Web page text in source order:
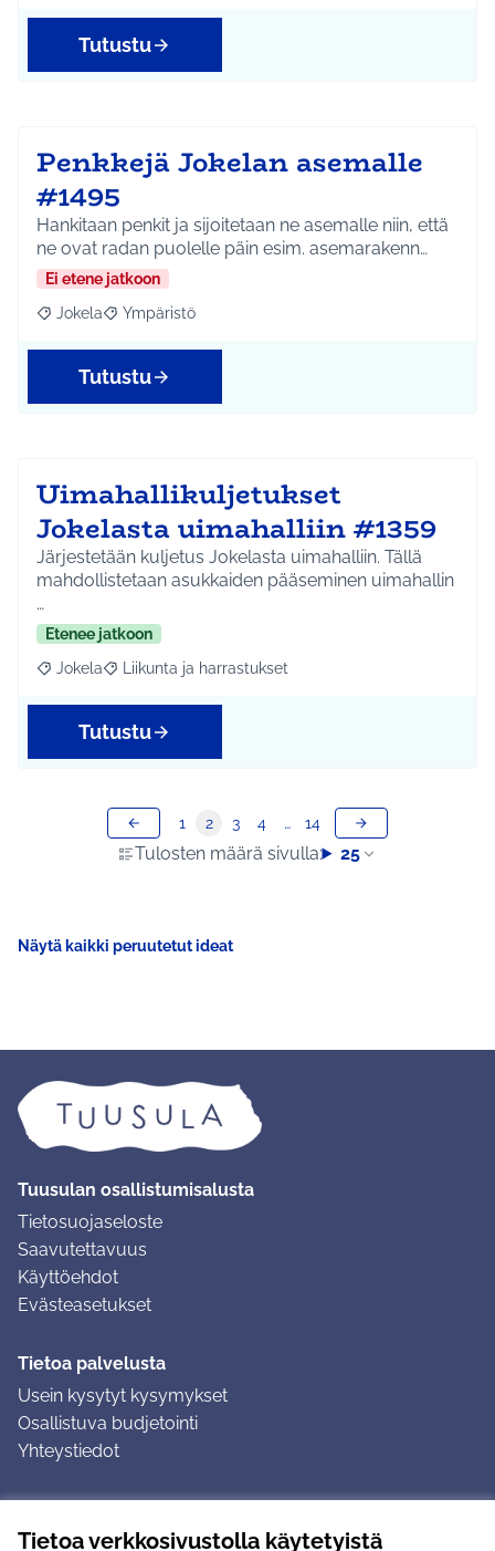
Tietoa verkkosivustolla käytetyistä
Tutustu
Penkkejä Jokelan asemalle
#1495
Hankitaan penkit ja sijoitetaan ne asemalle niin, että
ne ovat radan puolelle päin esim. asemarakenn…
Ei etene jatkoon
Rajaa tulokset aihepiirin mukaan: Jokela
Jokela Rajaa tulokset teeman mukaan: Ympäristö
Ympäristö
Tutustu
Uimahallikuljetukset
Jokelasta uimahalliin #1359
Järjestetään kuljetus Jokelasta uimahalliin. Tällä
mahdollistetaan asukkaiden pääseminen uimahallin
…
Etenee jatkoon
Rajaa tulokset aihepiirin mukaan: Jokela
Jokela Rajaa tulokset teeman mukaan: Liikunta ja
Liikunta ja harrastukset
Tutustu
Tulosten määrä sivulla: 25
1 2 3 4 … 14
Näytä kaikki peruutetut ideat
Tuusulan osallistumisalusta
Tietosuojaseloste
Saavutettavuus
Käyttöehdot
Evästeasetukset
Tietoa palvelusta
Usein kysytyt kysymykset
Osallistuva budjetointi
Yhteystiedot